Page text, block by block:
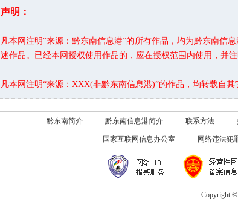
声明：
凡本网注明“来源：黔东南信息港”的所有作品，均为黔东南信
述作品。已经本网授权使用作品的，应在授权范围内使用，并
凡本网注明“来源：XXX(非黔东南信息港)”的作品，均转载自
黔东南简介 - 黔东南信息港简介 - 联系方法 -
国家互联网信息办公室 - 网络违法犯
Copyright